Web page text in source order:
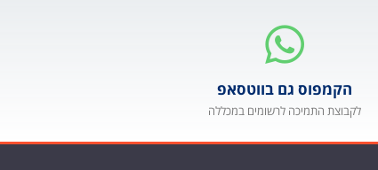
הקמפוס גם בווטסאפ
לקבוצת התמיכה לרשומים במכללה